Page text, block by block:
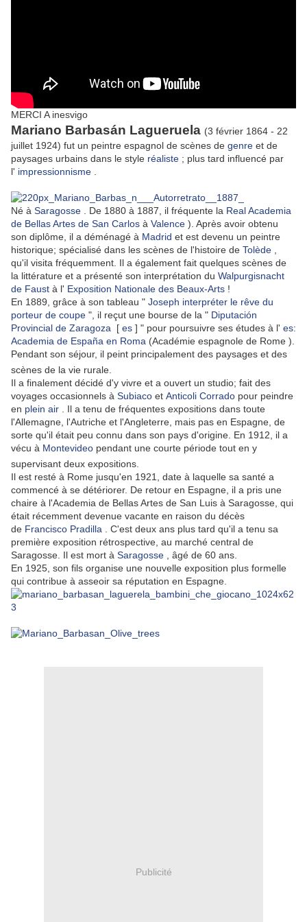
MERCI A inesvigo
Mariano Barbasán Lagueruela (3 février 1864 - 22
juillet 1924) fut un peintre espagnol de scènes de genre et de
paysages urbains dans le style réaliste ; plus tard influencé par
l' impressionnisme
Né à Saragosse . De 1880 à 1887, il fréquente la Real Academia
de Bellas Artes de San Carlos à Valence ). Après avoir obtenu
son diplôme, il a déménagé à Madrid et est devenu un peintre
historique; spécialisé dans les scènes de l'histoire de Tolède
qu'il visita fréquemment. Il a également fait quelques scènes de
la littérature et a présenté son interprétation du Walpurgisnacht
de Faust à l' Exposition Nationale des Beaux-Arts !
En 1889, grâce à son tableau " Joseph interpréter le rêve du
porteur de coupe ", il reçut une bourse de la " Diputación
Provincial de Zaragoza
[ es ] " pour poursuivre ses études à l' es:
Academia de España en Roma (Académie espagnole de Rome ).
Pendant son séjour, il peint principalement des paysages et des
scènes de la vie rurale.
Il a finalement décidé d'y vivre et a ouvert un studio; fait des
voyages occasionnels à Subiaco et Anticoli Corrado pour peindre
en plein air . Il a tenu de fréquentes expositions dans toute
l'Allemagne, l'Autriche et l'Angleterre, mais pas en Espagne, de
sorte qu'il était peu connu dans son pays d'origine. En 1912, il a
vécu à Montevideo pendant une courte période tout en y
supervisant deux expositions.
Il est resté à Rome jusqu'en 1921, date à laquelle sa santé a
commencé à se détériorer. De retour en Espagne, il a pris une
chaire à l'Academia de Bellas Artes de San Luis à Saragosse, qui
était récemment devenue vacante en raison du décès
de Francisco Pradilla
C'est deux ans plus tard qu'il a tenu sa
première exposition rétrospective, au marché central de
Saragosse. Il est mort à Saragosse , âgé de 60 ans.
En 1925, son fils organise une nouvelle exposition plus formelle
qui contribue à asseoir sa réputation en Espagne.
Publicité